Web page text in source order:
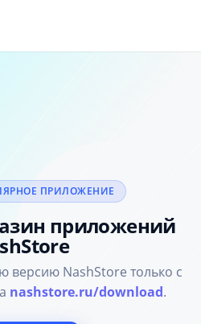
ПРИЛОЖЕНИЕ
приложений
версию NashStore только с
nashstore.ru/download.